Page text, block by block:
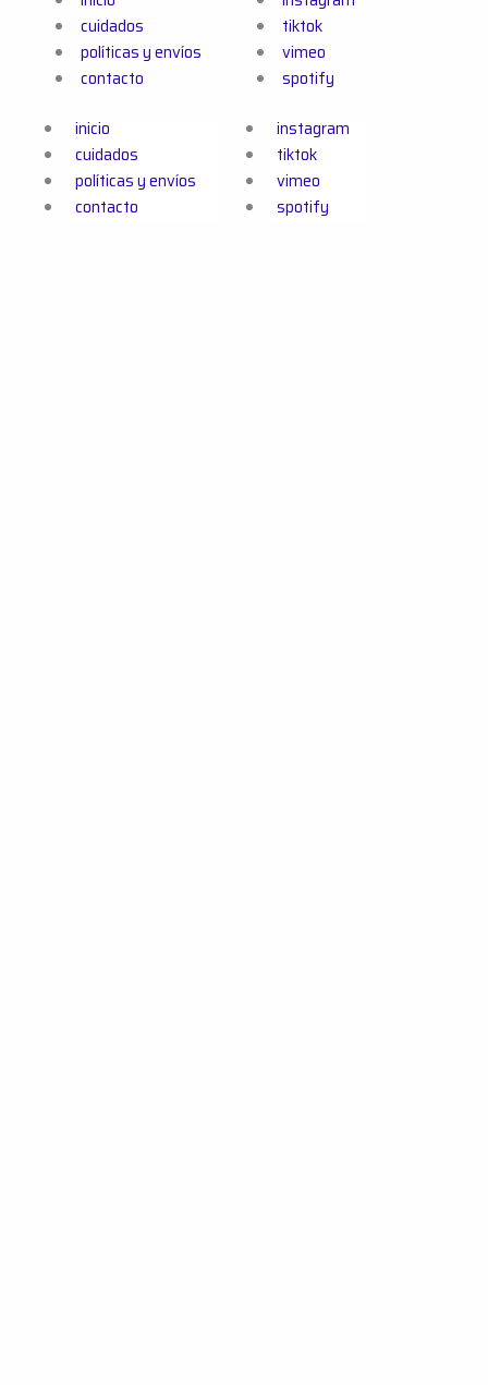
cuidados
políticas y envíos
contacto
inicio
cuidados
políticas y envíos
contacto
tiktok
vimeo
spotify
instagram
tiktok
vimeo
spotify